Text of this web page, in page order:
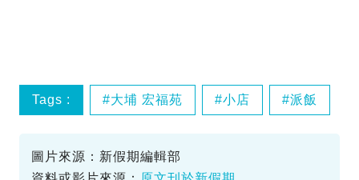
Tags : 大埔 宏福苑 小店 派飯
圖片來源：新假期編輯部